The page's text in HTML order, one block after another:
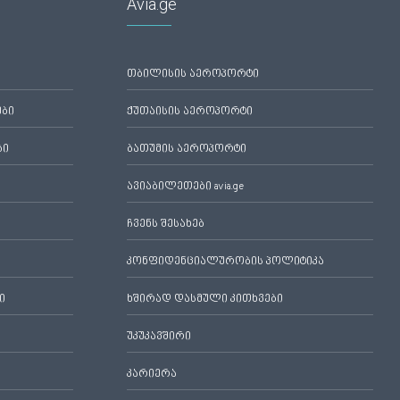
Avia.ge
თბილისის აეროპორტი
ქუთაისის აეროპორტი
ბათუმის აეროპორტი
ავიაბილეთები avia.ge
ჩვენს შესახებ
კონფიდენციალურობის პოლიტიკა
ხშირად დასმული კითხვები
უკუკავშირი
კარიერა